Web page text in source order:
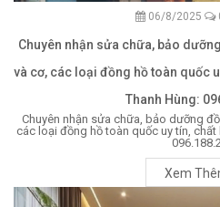
06/8/2025
Chuyên nhận sửa chữa, bảo
và cơ, các loại đồng hồ toàn quốc
Thanh Hùng:
Chuyên nhận sửa chữa, bảo dưỡng
các loại đồng hồ toàn quốc uy tín,
Xem